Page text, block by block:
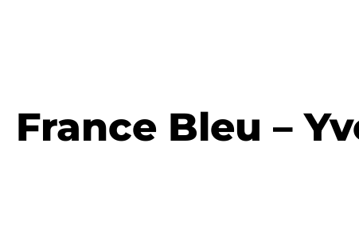
France Bleu –